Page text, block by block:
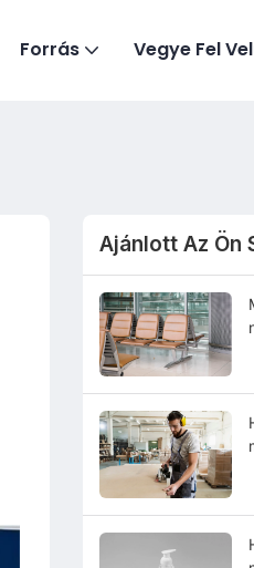
Forrás Vegye Fel
Ajánlott Az Ön